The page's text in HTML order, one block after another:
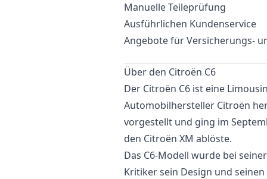
Manuelle Teileprüfung
Ausführlichen Kundenservice
Angebote für Versicherungs-
Über den Citroën C6
Der Citroën C6 ist eine
Automobilhersteller Citroën
vorgestellt und ging im
den Citroën XM ablöste.
Das C6-Modell wurde bei
Kritiker sein Design und